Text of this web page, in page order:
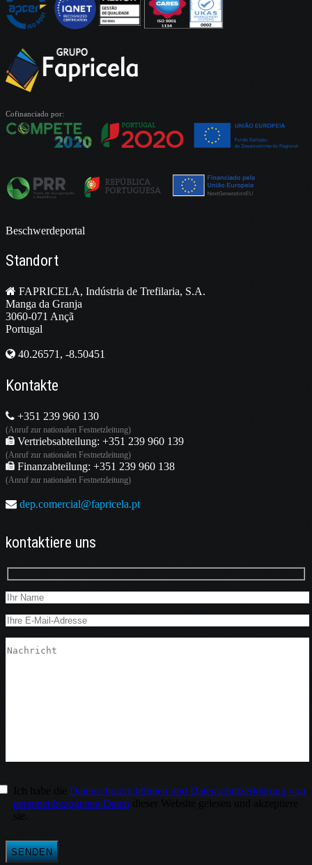
Cofinanciado por:
Beschwerdeportal
Standort
FAPRICELA, Indústria de Trefilaria, S.A.
Manga da Granja
3060-071 Ançã
Portugal
40.26571, -8.50451
Kontakte
+351 239 960 130
(Anruf zur nationalen Festnetzleitung)
Vertriebsabteilung: +351 239 960 139
(Anruf zur nationalen Festnetzleitung)
Finanzabteilung: +351 239 960 138
(Anruf zur nationalen Festnetzleitung)
dep.comercial@fapricela.pt
kontaktiere uns
Datenschutzrichtlinien und Datenschutzerklärung von
personenbezogenen Daten